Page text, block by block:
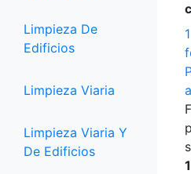
Limpieza De
Edificios
Limpieza Viaria
Limpieza Viaria Y
De Edificios